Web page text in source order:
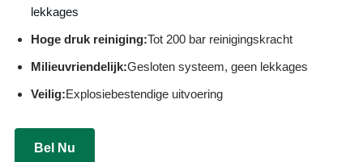
lekkages
Hoge druk reiniging:Tot 200 bar reinigingskracht
Milieuvriendelijk:Gesloten systeem, geen lekkages
Veilig:Explosiebestendige uitvoering
Bel Nu